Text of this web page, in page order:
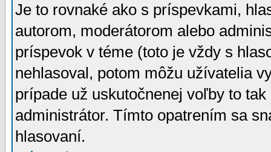
Je to rovnaké ako s príspevkami,
autorom, moderátorom alebo
príspevok v téme (toto je vždy s
nehlasoval, potom môžu užívatelia
prípade už uskutočnenej voľby to
administrátor. Tímto opatrením sa
hlasovaní.